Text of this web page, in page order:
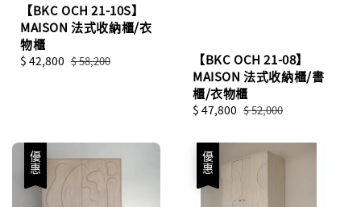
【BKC OCH 21-10S】
MAISON 法式收納櫃/衣
物櫃
Sale
$ 42,800 Regular
$ 58,200
【BKC OCH 21-08】
MAISON 法式收納櫃/書
櫃/衣物櫃
Sale
$ 47,800 Regular
$ 52,000
優惠 優惠